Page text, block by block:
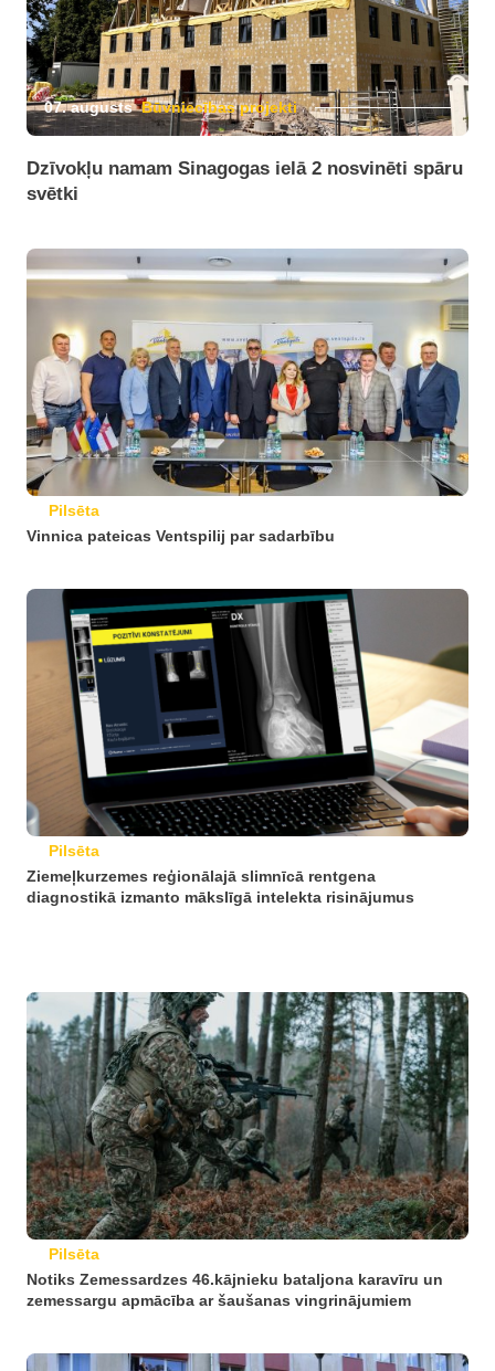
07. augusts Būvniecības projekti
Dzīvokļu namam Sinagogas ielā 2 nosvinēti spāru
svētki
Pilsēta
Vinnica pateicas Ventspilij par sadarbību
Pilsēta
Ziemeļkurzemes reģionālajā slimnīcā rentgena
diagnostikā izmanto mākslīgā intelekta risinājumus
Pilsēta
Notiks Zemessardzes 46.kājnieku bataljona karavīru un
zemessargu apmācība ar šaušanas vingrinājumiem